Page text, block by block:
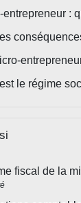
entrepreneur :
le régime
fiscal de la